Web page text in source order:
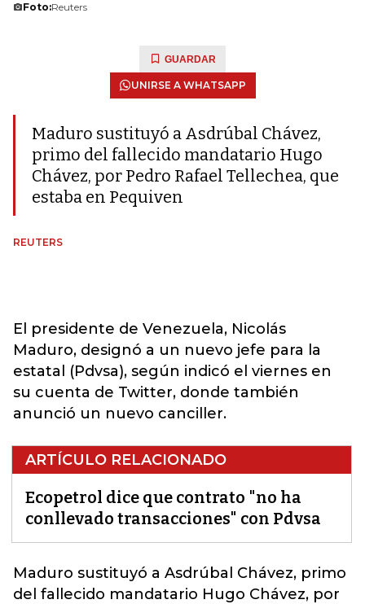
Foto:Reuters
GUARDAR
UNIRSE A WHATSAPP
Maduro sustituyó a Asdrúbal Chávez,
primo del fallecido mandatario Hugo
Chávez, por Pedro Rafael Tellechea, que
estaba en Pequiven
REUTERS
El presidente de Venezuela, Nicolás
Maduro, designó a un nuevo jefe para la
estatal (Pdvsa), según indicó el viernes en
su cuenta de Twitter, donde también
anunció un nuevo canciller.
ARTÍCULO RELACIONADO
Ecopetrol dice que contrato "no ha
conllevado transacciones" con Pdvsa
Maduro sustituyó a Asdrúbal Chávez, primo
del fallecido mandatario Hugo Chávez, por